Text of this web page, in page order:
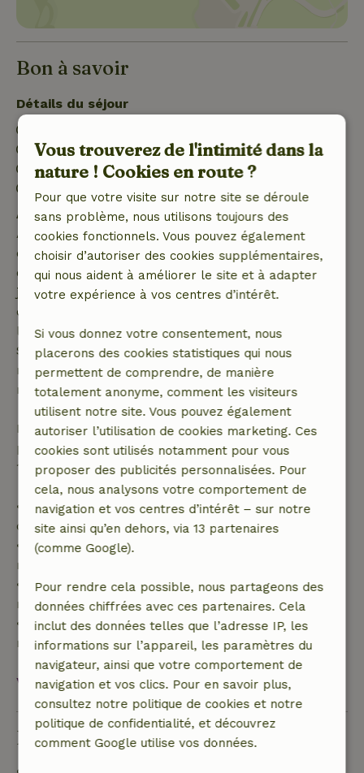
Bon à savoir
Détails du séjour
Départ: 07:00- 09:00
Séjour sans contact possible
Annulation gratuite dans les 7 jours
Annulation gratuite dans les 7 jours suivant la
confirmation de ta réservation, à condition que la
demande de réservation ait été effectuée plus de 28
jours avant la date de début. Pour les réservations
dont la date de début est dans les 28 jours,
l'annulation gratuite s'applique dans les 24 heures.
Si tu annules dans le délai indiqué, tu as droit à un
remboursement intégral du montant de la
réservation.
Passé ce délai, tu recevras un remboursement
partiel du coût du séjour et un remboursement à
100 % de l'acompte :
• Jusqu'à 42 jours avant l'arrivée : remboursement
de 70 %
• Entre 42 et 28 jours avant l'arrivée :
remboursement de 40 %
• De 28 jours avant l'arrivée jusqu'au jour même :
remboursement de 10 %
• Le jour de l'arrivée ou après : aucun
remboursement
Voir tout
Durabilité
Vous trouverez de l'intimité dans la
nature ! Cookies en route ?
Pour que votre visite sur notre site se déroule
sans problème, nous utilisons toujours des
cookies fonctionnels. Vous pouvez également
choisir d’autoriser des cookies supplémentaires,
qui nous aident à améliorer le site et à adapter
votre expérience à vos centres d’intérêt.
Si vous donnez votre consentement, nous
placerons des cookies statistiques qui nous
permettent de comprendre, de manière
totalement anonyme, comment les visiteurs
utilisent notre site. Vous pouvez également
autoriser l’utilisation de cookies marketing. Ces
cookies sont utilisés notamment pour vous
proposer des publicités personnalisées. Pour
cela, nous analysons votre comportement de
navigation et vos centres d’intérêt – sur notre
site ainsi qu’en dehors, via 13 partenaires
(comme Google).
Pour rendre cela possible, nous partageons des
données chiffrées avec ces partenaires. Cela
inclut des données telles que l’adresse IP, les
informations sur l’appareil, les paramètres du
navigateur, ainsi que votre comportement de
navigation et vos clics. Pour en savoir plus,
consultez notre politique de cookies et notre
politique de confidentialité, et découvrez
comment Google utilise vos données.